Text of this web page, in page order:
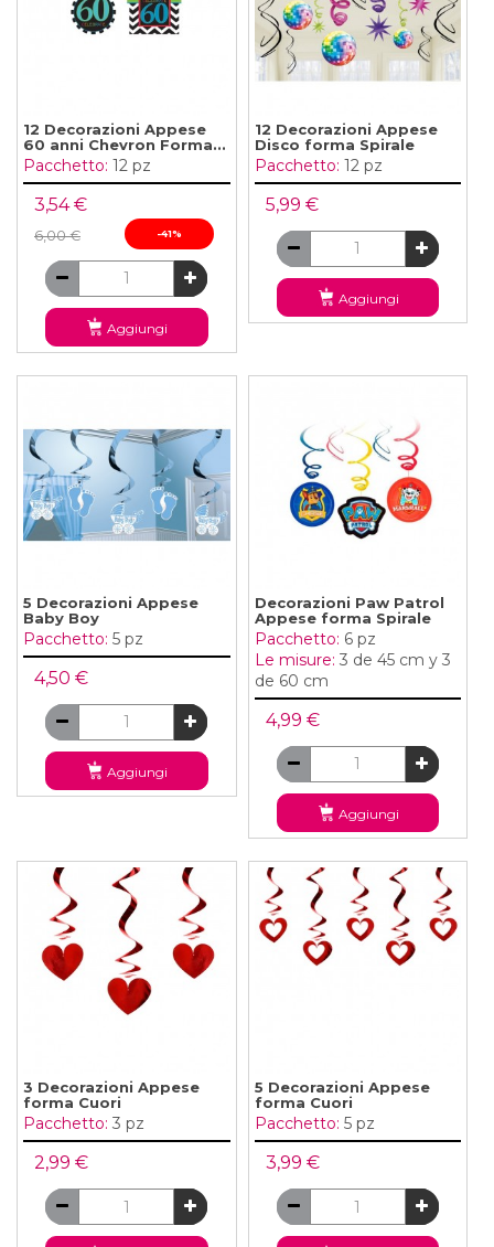
12 Decorazioni Appese
60 anni Chevron Forma...
Pacchetto: 12 pz
3,54 €
6,00 € -41%
Aggiungi
12 Decorazioni Appese
Disco forma Spirale
Pacchetto: 12 pz
5,99 €
Aggiungi
5 Decorazioni Appese
Baby Boy
Pacchetto: 5 pz
4,50 €
Aggiungi
Decorazioni Paw Patrol
Appese forma Spirale
Pacchetto: 6 pz
Le misure: 3 de 45 cm y 3
de 60 cm
4,99 €
Aggiungi
3 Decorazioni Appese
forma Cuori
Pacchetto: 3 pz
2,99 €
5 Decorazioni Appese
forma Cuori
Pacchetto: 5 pz
3,99 €